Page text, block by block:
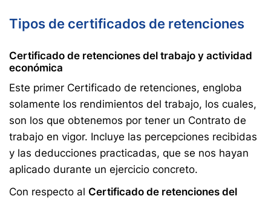
Tipos de certificados de retenciones
Certificado de retenciones del trabajo y actividad
económica
Este primer Certificado de retenciones, engloba
solamente los rendimientos del trabajo, los cuales,
son los que obtenemos por tener un Contrato de
trabajo en vigor. Incluye las percepciones recibidas
y las deducciones practicadas, que se nos hayan
aplicado durante un ejercicio concreto.
Con respecto al Certificado de retenciones del